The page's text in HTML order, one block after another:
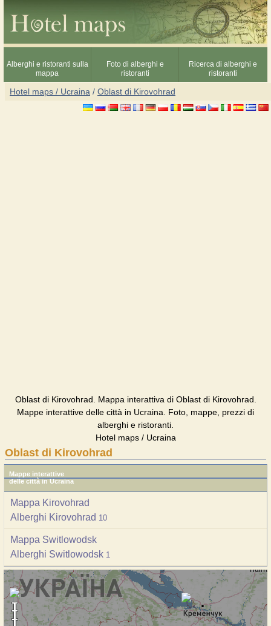
Alberghi e ristoranti sulla
mappa
Foto di alberghi e
ristoranti
Ricerca di alberghi e
ristoranti
Hotel maps / Ucraina / Oblast di Kirovohrad
Oblast di Kirovohrad. Mappa interattiva di Oblast di Kirovohrad.
Mappe interattive delle città in Ucraina. Foto, mappe, prezzi di
alberghi e ristoranti.
Hotel maps / Ucraina
Oblast di Kirovohrad
Mappe interattive
delle città in Ucraina
Mappa Kirovohrad
Alberghi Kirovohrad 10
Mappa Switlowodsk
Alberghi Switlowodsk 1